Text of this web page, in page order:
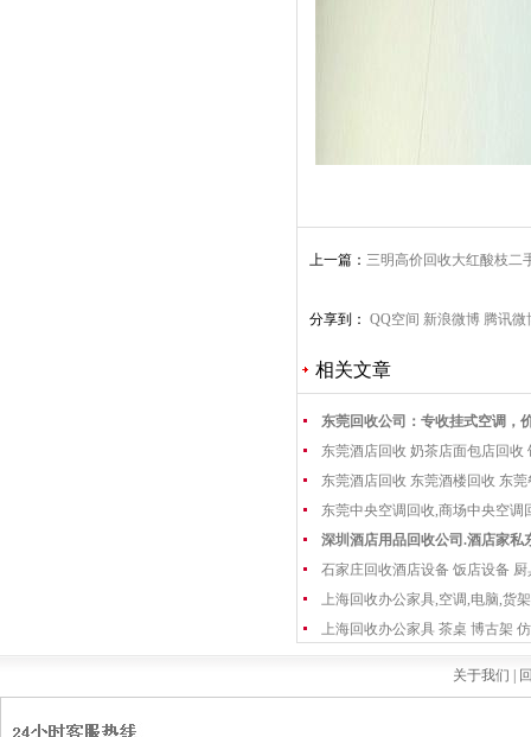
上一篇： 三明高价回收大红酸枝二
分享到： QQ空间 新浪微博 腾讯微
相关文章
东莞回收公司：专收挂式空调，
东莞酒店回收 奶茶店面包店回收
东莞酒店回收 东莞酒楼回收 东
东莞中央空调回收,商场中央空调
深圳酒店用品回收公司.酒店家私
石家庄回收酒店设备 饭店设备 厨
上海回收办公家具,空调,电脑,货
上海回收办公家具 茶桌 博古架
关于我们 |